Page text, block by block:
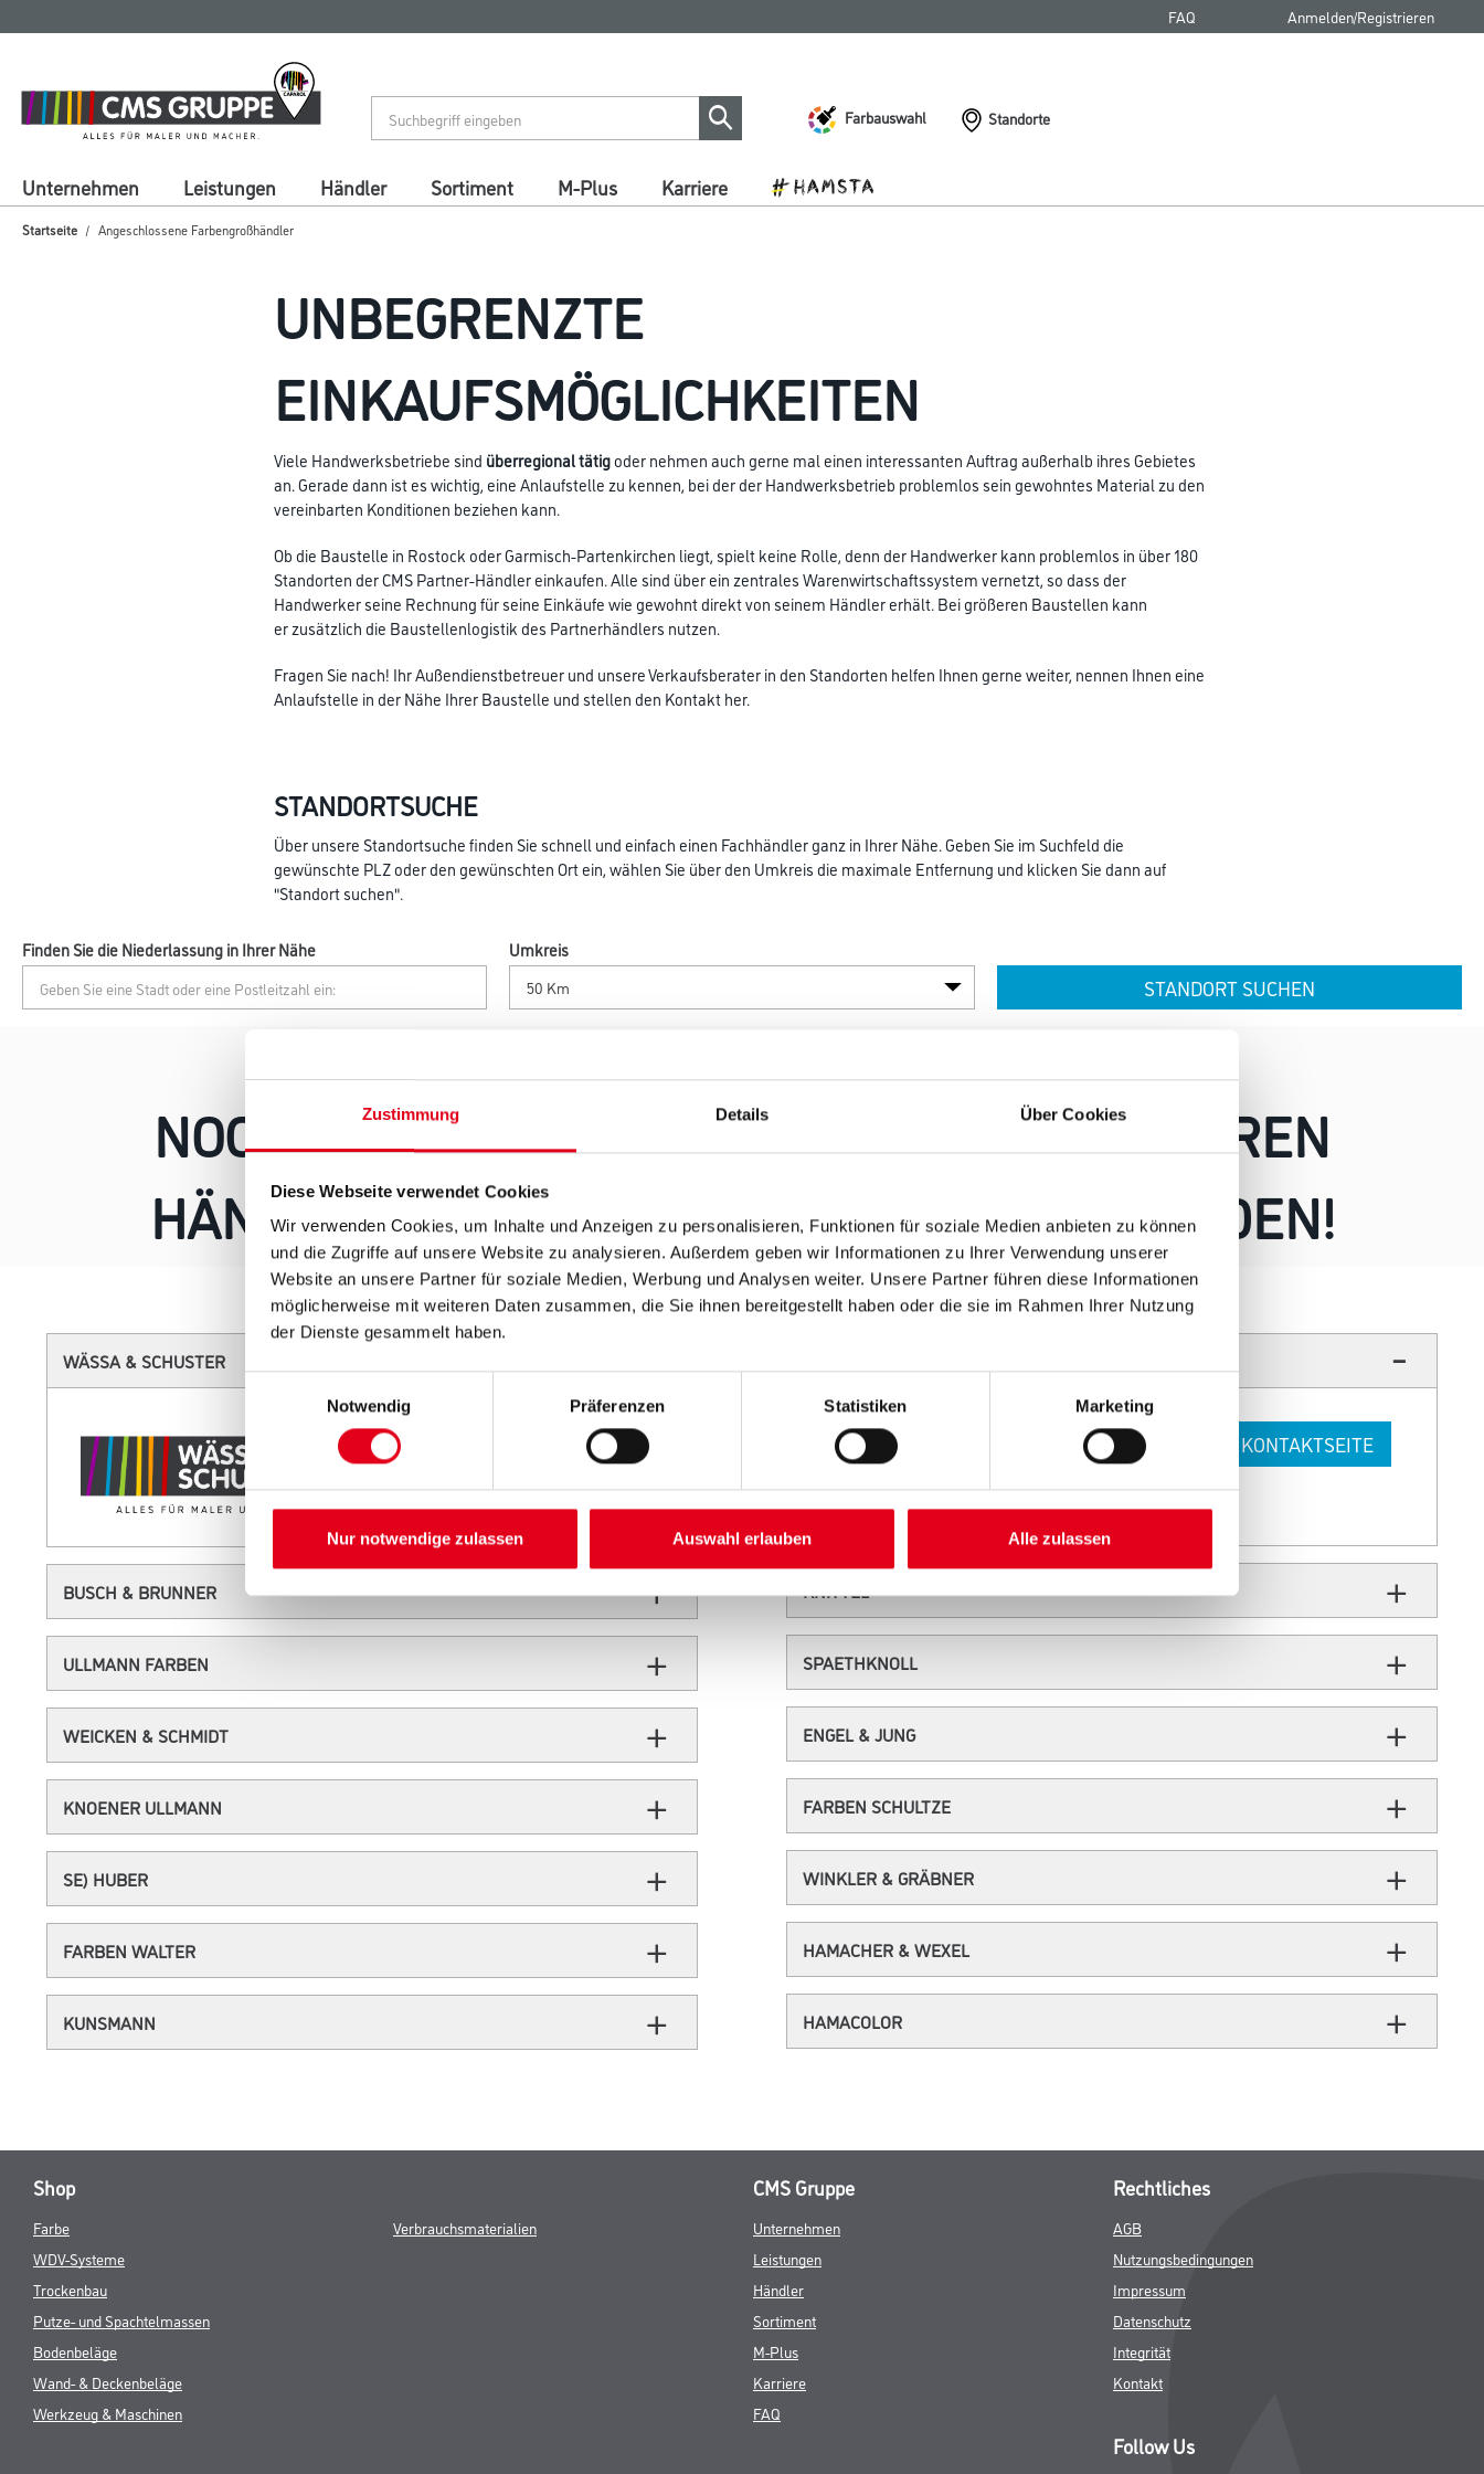
Zustimmung Details Über Cookies
Diese Webseite verwendet Cookies
Wir verwenden Cookies, um Inhalte und Anzeigen zu personalisieren, Funktionen für soziale Medien anbieten zu können
und die Zugriffe auf unsere Website zu analysieren. Außerdem geben wir Informationen zu Ihrer Verwendung unserer
Website an unsere Partner für soziale Medien, Werbung und Analysen weiter. Unsere Partner führen diese Informationen
möglicherweise mit weiteren Daten zusammen, die Sie ihnen bereitgestellt haben oder die sie im Rahmen Ihrer Nutzung
der Dienste gesammelt haben.
Einwilligungsauswahl
Notwendig
Präferenzen Statistiken Marketing
Nur notwendige zulassen Auswahl erlauben Alle zulassen
springen
springen
FAQ Anmelden/Registrieren
Farbauswahl Standorte
Unternehmen Leistungen Händler Sortiment M-Plus Karriere
Startseite Angeschlossene Farbengroßhändler
UNBEGRENZTE
EINKAUFSMÖGLICHKEITEN
Viele Handwerksbetriebe sind überregional tätigoder nehmen auch gerne mal einen interessanten Auftrag außerhalb ihres Gebietes
an. Gerade dann ist es wichtig, eine Anlaufstelle zu kennen, bei der der Handwerksbetrieb problemlos sein gewohntes Material zu den
vereinbarten Konditionen beziehen kann.
Ob die Baustelle in Rostock oder Garmisch-Partenkirchen liegt, spielt keine Rolle, denn der Handwerker kann problemlos in über 180
Standorten der CMS Partner-Händler einkaufen. Alle sind über ein zentrales Warenwirtschaftssystem vernetzt, so dass der
Handwerker seine Rechnung für seine Einkäufe wie gewohnt direkt von seinem Händler erhält. Bei größeren Baustellen kann
er zusätzlich die Baustellenlogistik des Partnerhändlers nutzen.
Fragen Sie nach! Ihr Außendienstbetreuer und unsere Verkaufsberater in den Standorten helfen Ihnen gerne weiter, nennen Ihnen eine
Anlaufstelle in der Nähe Ihrer Baustelle und stellen den Kontakt her.
STANDORTSUCHE
Über unsere Standortsuche finden Sie schnell und einfach einen Fachhändler ganz in Ihrer Nähe. Geben Sie im Suchfeld die
gewünschte PLZ oder den gewünschten Ort ein, wählen Sie über den Umkreis die maximale Entfernung und klicken Sie dann auf
"Standort suchen".
Finden Sie die Niederlassung in Ihrer Nähe Umkreis
STANDORT SUCHEN
NOCH KEIN HÄNDLERKUNDE? JETZT HIER IHREN
HÄNDLER KONTAKTIEREN UND KUNDE WERDEN!
WÄSSA & SCHUSTER
HIER ZUR KONTAKTSEITE
BUSCH & BRUNNER
ULLMANN FARBEN
WEICKEN & SCHMIDT
KNOENER ULLMANN
SE) HUBER
FARBEN WALTER
KUNSMANN
HIER ZUR KONTAKTSEITE
KNITTEL
SPAETHKNOLL
ENGEL & JUNG
FARBEN SCHULTZE
WINKLER & GRÄBNER
HAMACHER & WEXEL
HAMACOLOR
Shop
Farbe
WDV-Systeme
Trockenbau
Putze- und Spachtelmassen
Bodenbeläge
Wand- & Deckenbeläge
Werkzeug & Maschinen
Verbrauchsmaterialien
CMS Gruppe
Unternehmen
Leistungen
Händler
Sortiment
M-Plus
Karriere
FAQ
Rechtliches
AGB
Nutzungsbedingungen
Impressum
Datenschutz
Integrität
Kontakt
Follow Us